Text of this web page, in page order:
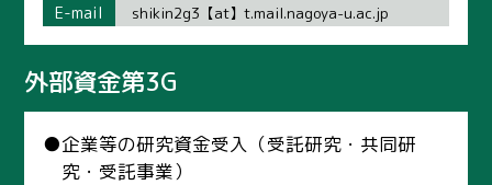
E-mail shikin2g3【at】t.mail.nagoya-u.ac.jp
外部資金第3G
●企業等の研究資金受入（受託研究・共同研
究・受託事業）